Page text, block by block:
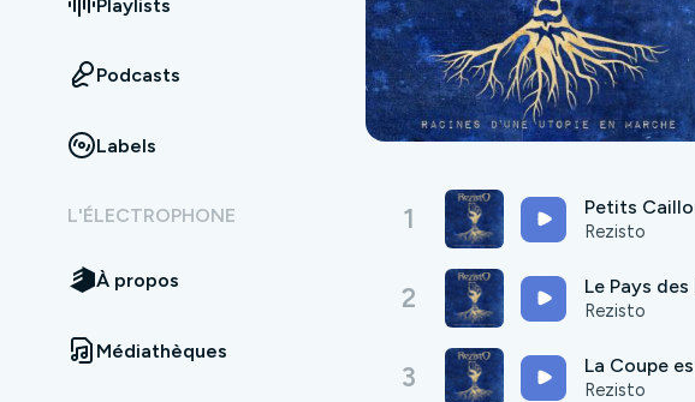
Playlists
Podcasts
Labels
L'ÉLECTROPHONE
À propos
Médiathèques
1 Petits
Rezisto
2 Le Pays des
Rezisto
3 La Coupe
Rezisto